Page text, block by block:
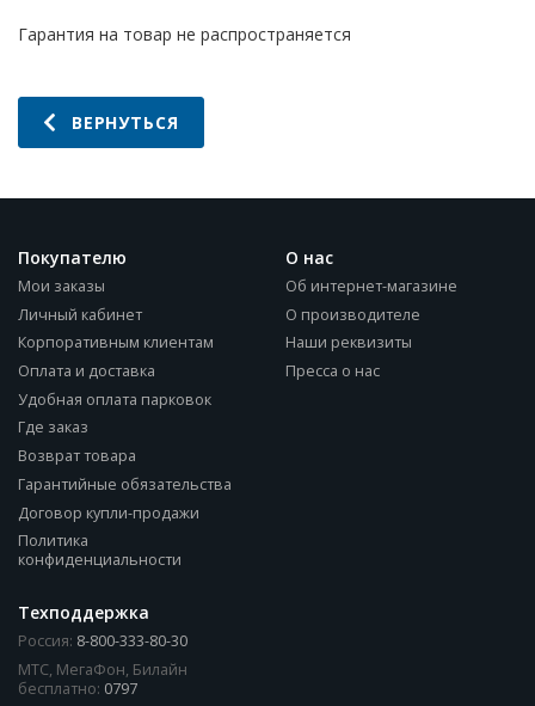
Гарантия на товар не распространяется
ВЕРНУТЬСЯ
Покупателю
Мои заказы
Личный кабинет
Корпоративным клиентам
Оплата и доставка
Удобная оплата парковок
Где заказ
Возврат товара
Гарантийные обязательства
Договор купли-продажи
Политика
конфиденциальности
О нас
Об интернет-магазине
О производителе
Наши реквизиты
Пресса о нас
Техподдержка
Россия: 8-800-333-80-30
МТС, МегаФон, Билайн
бесплатно: 0797